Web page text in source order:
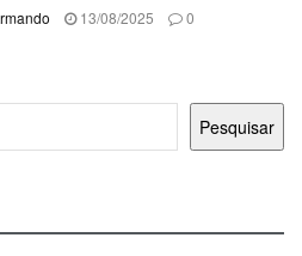
13/08/2025 0
Pesquisar